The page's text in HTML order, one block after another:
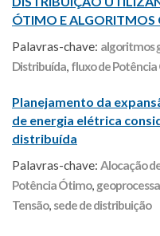
ÓTIMO E ALGORITMOS
Palavras-chave: algoritmos
Distribuída, fluxo de
Planejamento da
de energia elétrica
distribuída
Palavras-chave: Alocação
Potência Ótimo,
Tensão, sede de distribuição